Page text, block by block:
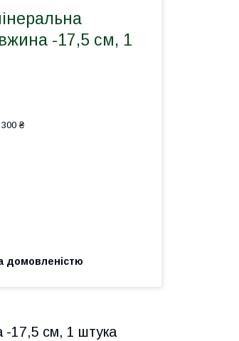
-17,5 см, 1
₴
домовленістю
-17,5 см, 1 штука